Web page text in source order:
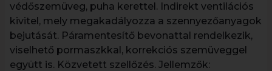
védőszemüveg, puha kerettel. Indirekt ventilációs
kivitel, mely megakadályozza a szennyezőanyagok
bejutását. Páramentesítő bevonattal rendelkezik,
viselhető pormaszkkal, korrekciós szemüveggel
együtt is. Közvetett szellőzés. Jellemzők: